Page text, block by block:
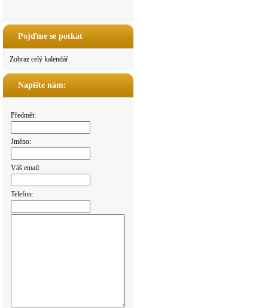
Pojďme se potkat
Zobraz celý kalendář
Napište nám:
Předmět:
Jméno:
Váš email:
Telefon: